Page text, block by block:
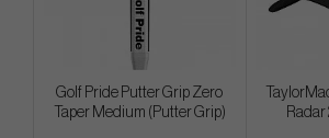
Golf Pride Putter Grip Zero
Taper Medium (Putter Grip)
Radar